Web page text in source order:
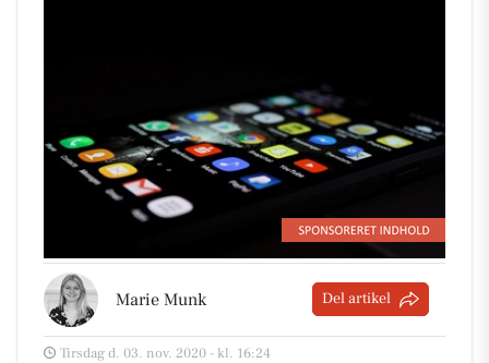
Marie Munk Del artikel
Tirsdag d. 03. nov. 2020 - kl. 16:24